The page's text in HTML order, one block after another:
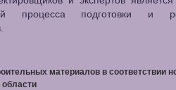
процесса подготовки и
материалов в соответствии
области